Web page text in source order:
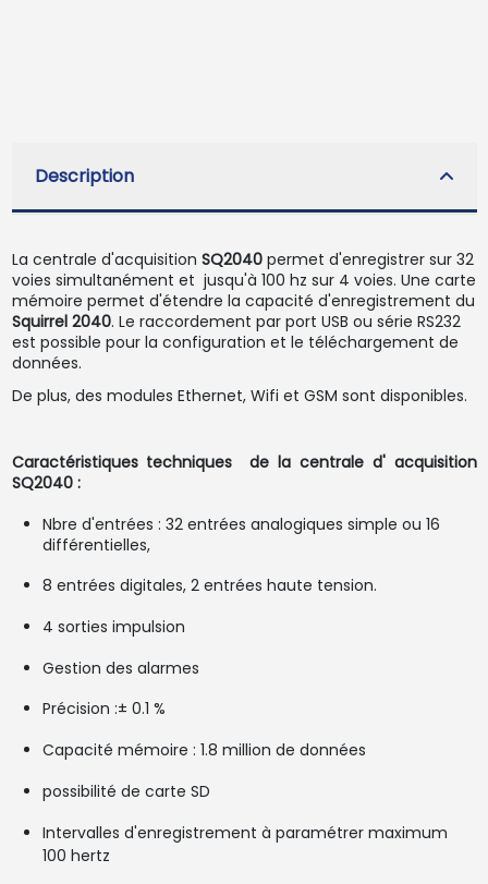
Description
La centrale d'acquisition SQ2040permet d'enregistrer sur 32
voies simultanément et jusqu'à 100 hz sur 4 voies. Une carte
mémoire permet d'étendre la capacité d'enregistrement du
Squirrel 2040. Le raccordement par port USB ou série RS232
est possible pour la configuration et le téléchargement de
données.
De plus, des modules Ethernet, Wifi et GSM sont disponibles.
Caractéristiques techniques de la centrale d' acquisition
SQ2040 :
Nbre d'entrées : 32 entrées analogiques simple ou 16
différentielles,
8 entrées digitales, 2 entrées haute tension.
4 sorties impulsion
Gestion des alarmes
Précision :± 0.1 %
Capacité mémoire : 1.8 million de données
possibilité de carte SD
Intervalles d'enregistrement à paramétrer maximum
100 hertz